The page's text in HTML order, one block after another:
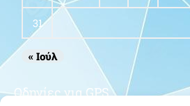
31
« Ιούλ
Οδηγίες για GPS